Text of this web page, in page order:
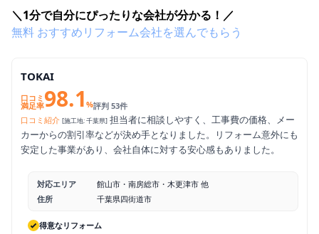
＼1分で自分にぴったりな会社が分かる！／
無料 おすすめリフォーム会社を選んでもらう
TOKAI
口コミ
満足率98.1%評判 53件
口コミ紹介 [施工地: 千葉県] 担当者に相談しやすく、工事費の価格、メー
カーからの割引率などが決め手となりました。リフォーム意外にも
安定した事業があり、会社自体に対する安心感もありました。
対応エリア
館山市・南房総市・木更津市 他
住所
千葉県四街道市
得意なリフォーム